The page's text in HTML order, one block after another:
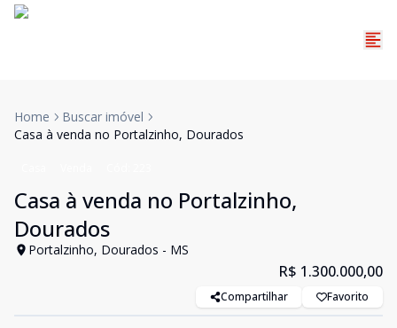
Home
Buscar imóvel
Casa à venda no Portalzinho, Dourados
Casa à venda no Portalzinho,
Dourados
Portalzinho, Dourados - MS
R$ 1.300.000,00
Compartilhar Favorito